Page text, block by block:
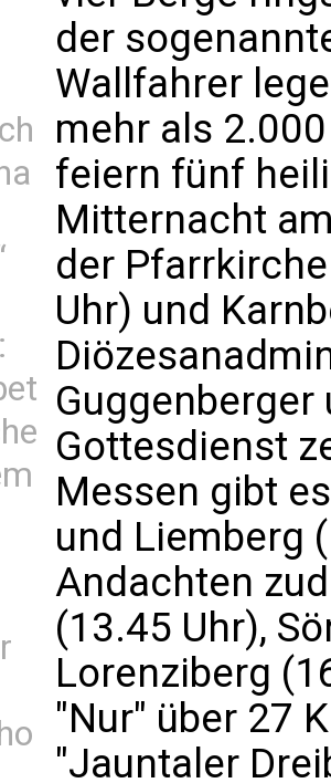
der
Wallfahrer
mehr als
feiern fünf
Mitternacht
der
Uhr) und
Gottesdienst
Messen gibt
und Liemberg
Andachten
(13.45 Uhr),
Lorenziberg
"Nur" über 27
"Jauntaler